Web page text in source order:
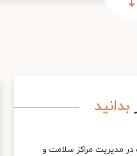
بدانید
در مدیریت مراکز سلامت و